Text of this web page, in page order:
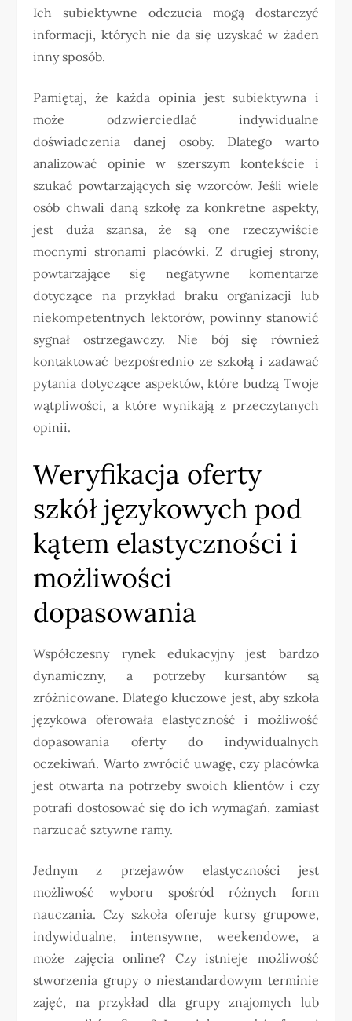
Ich subiektywne odczucia mogą dostarczyć
informacji, których nie da się uzyskać w żaden
inny sposób.
Pamiętaj, że każda opinia jest subiektywna i
może odzwierciedlać indywidualne
doświadczenia danej osoby. Dlatego warto
analizować opinie w szerszym kontekście i
szukać powtarzających się wzorców. Jeśli wiele
osób chwali daną szkołę za konkretne aspekty,
jest duża szansa, że są one rzeczywiście
mocnymi stronami placówki. Z drugiej strony,
powtarzające się negatywne komentarze
dotyczące na przykład braku organizacji lub
niekompetentnych lektorów, powinny stanowić
sygnał ostrzegawczy. Nie bój się również
kontaktować bezpośrednio ze szkołą i zadawać
pytania dotyczące aspektów, które budzą Twoje
wątpliwości, a które wynikają z przeczytanych
opinii.
Weryfikacja oferty
szkół językowych pod
kątem elastyczności i
możliwości
dopasowania
Współczesny rynek edukacyjny jest bardzo
dynamiczny, a potrzeby kursantów są
zróżnicowane. Dlatego kluczowe jest, aby szkoła
językowa oferowała elastyczność i możliwość
dopasowania oferty do indywidualnych
oczekiwań. Warto zwrócić uwagę, czy placówka
jest otwarta na potrzeby swoich klientów i czy
potrafi dostosować się do ich wymagań, zamiast
narzucać sztywne ramy.
Jednym z przejawów elastyczności jest
możliwość wyboru spośród różnych form
nauczania. Czy szkoła oferuje kursy grupowe,
indywidualne, intensywne, weekendowe, a
może zajęcia online? Czy istnieje możliwość
stworzenia grupy o niestandardowym terminie
zajęć, na przykład dla grupy znajomych lub